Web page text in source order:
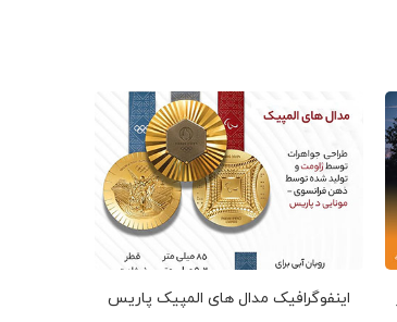
اینفوگرافیک مدال های المپیک پاریس